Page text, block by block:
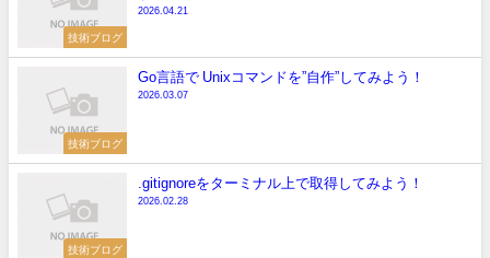
技術ブログ
2026.04.21
技術ブログ
Go言語で Unixコマンドを”自作”してみよう！
2026.03.07
技術ブログ
.gitignoreをターミナル上で取得してみよう！
2026.02.28